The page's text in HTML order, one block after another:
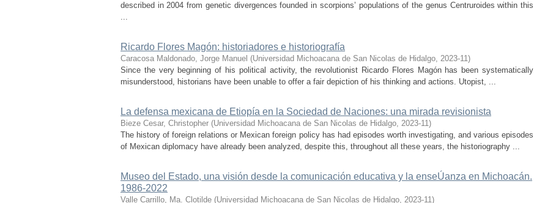
described in 2004 from genetic divergences founded in scorpions’ populations of the genus Centruroides within this
...
Ricardo Flores Magón: historiadores e historiografía
Caracosa Maldonado, Jorge Manuel (Universidad Michoacana de San Nicolas de Hidalgo, 2023-11)
Since the very beginning of his political activity, the revolutionist Ricardo Flores Magón has been systematically
misunderstood, historians have been unable to offer a fair depiction of his thinking and actions. Utopist, ...
La defensa mexicana de Etiopía en la Sociedad de Naciones: una mirada revisionista
Bieze Cesar, Christopher (Universidad Michoacana de San Nicolas de Hidalgo, 2023-11)
The history of foreign relations or Mexican foreign policy has had episodes worth investigating, and various episodes
of Mexican diplomacy have already been analyzed, despite this, throughout all these years, the historiography ...
Museo del Estado, una visión desde la comunicación educativa y la enseÚanza en Michoacán.
1986-2022
Valle Carrillo, Ma. Clotilde (Universidad Michoacana de San Nicolas de Hidalgo, 2023-11)